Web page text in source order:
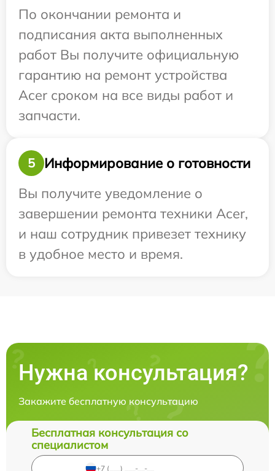
По окончании ремонта и
подписания акта выполненных
работ Вы получите официальную
гарантию на ремонт устройства
Acer сроком на все виды работ и
запчасти.
5
Информирование о готовности
Вы получите уведомление о
завершении ремонта техники Acer,
и наш сотрудник привезет технику
в удобное место и время.
Нужна консультация?
Закажите бесплатную консультацию
Бесплатная консультация со
специалистом